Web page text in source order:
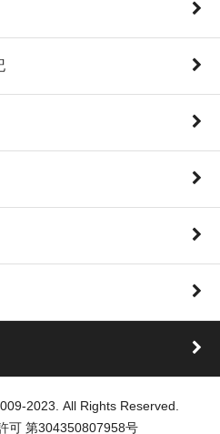
2023. All Rights Reserved.
可 第304350807958号